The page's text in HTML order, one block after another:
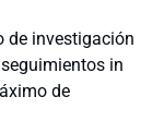
de investigación
in
de